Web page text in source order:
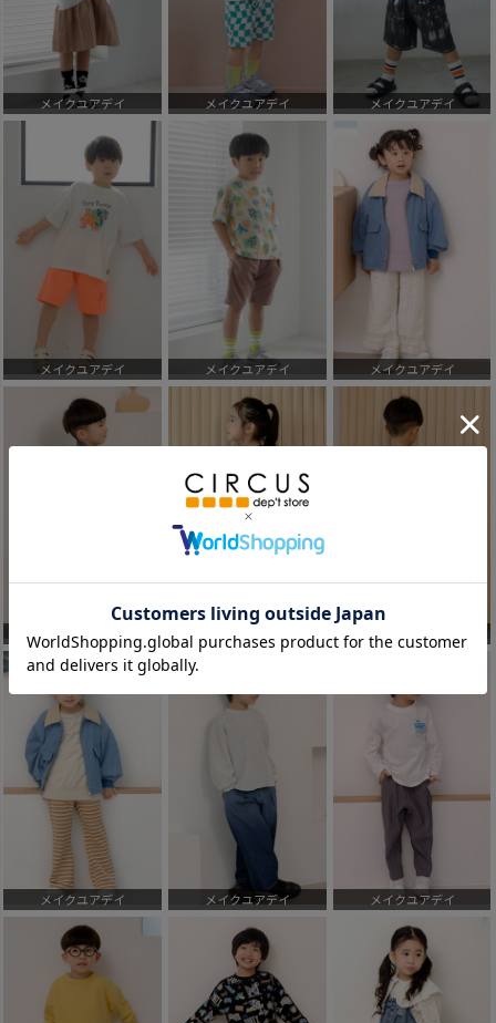
メイクユアデイ メイクユアデイ メイクユアデイ
メイクユアデイ メイクユアデイ メイクユアデイ
メイクユアデイ メイクユアデイ メイクユアデイ
メイクユアデイ メイクユアデイ メイクユアデイ